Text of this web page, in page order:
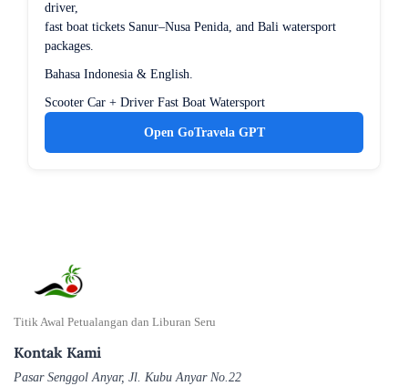
driver,
fast boat tickets Sanur–Nusa Penida, and Bali watersport
packages.
Bahasa Indonesia & English.
Scooter Car + Driver Fast Boat Watersport
Open GoTravela GPT
Titik Awal Petualangan dan Liburan Seru
Kontak Kami
Pasar Senggol Anyar, Jl. Kubu Anyar No.22